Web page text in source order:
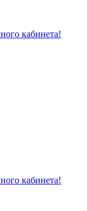
кабинета!
кабинета!